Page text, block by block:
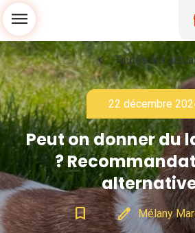
menu
chevron_left Toutes les
22 décembre
Peut on donner du
?
bookmark_border edit Mélany